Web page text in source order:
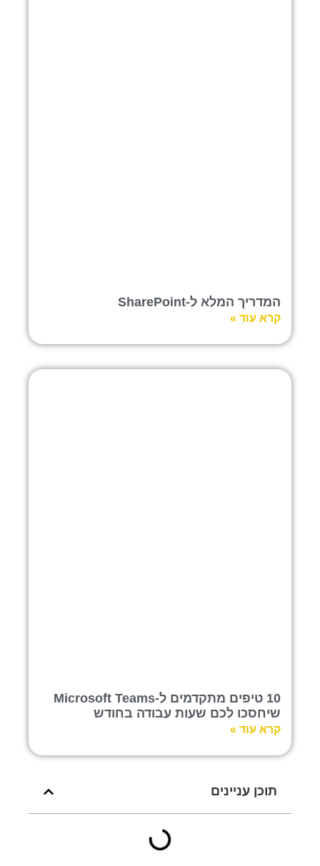
המדריך המלא ל-SharePoint
קרא עוד »
10 טיפים מתקדמים ל-Microsoft Teams
שיחסכו לכם שעות עבודה בחודש
קרא עוד »
תוכן עניינים